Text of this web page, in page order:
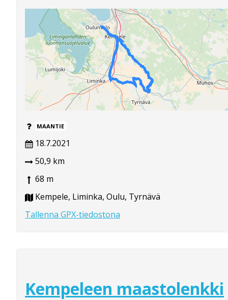
MAANTIE
18.7.2021
50,9 km
68 m
Kempele, Liminka, Oulu, Tyrnävä
Tallenna GPX-tiedostona
Kempeleen maastolenkki